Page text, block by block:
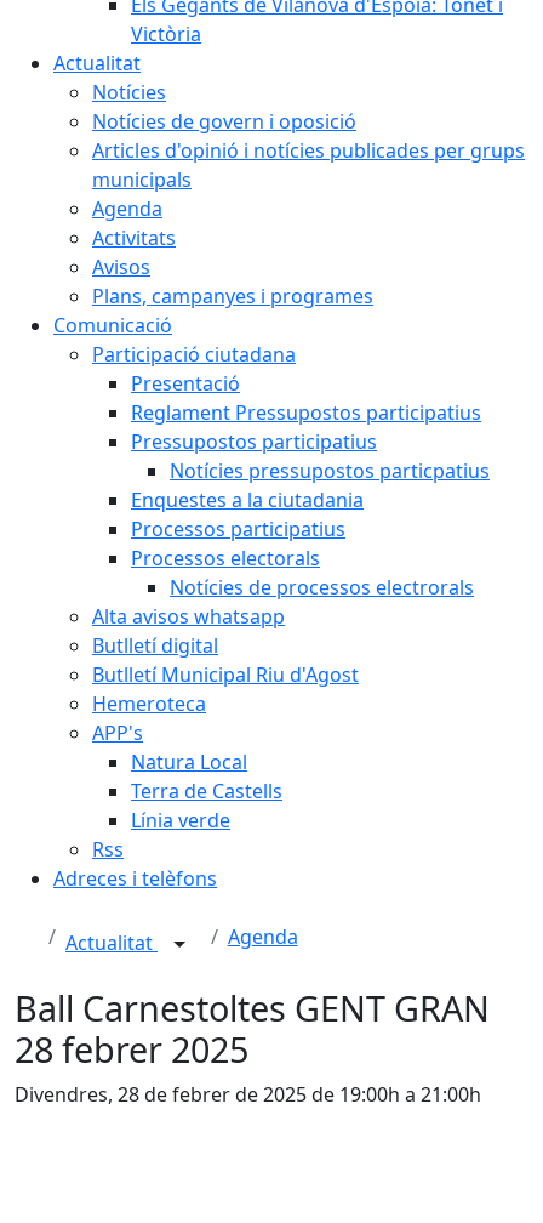
Victòria
Actualitat
Notícies
Notícies de govern i oposició
Articles d'opinió i notícies publicades per grups
municipals
Agenda
Activitats
Avisos
Plans, campanyes i programes
Comunicació
Participació ciutadana
Presentació
Reglament Pressupostos participatius
Pressupostos participatius
Notícies pressupostos particpatius
Enquestes a la ciutadania
Processos participatius
Processos electorals
Notícies de processos electrorals
Alta avisos whatsapp
Butlletí digital
Butlletí Municipal Riu d'Agost
Hemeroteca
APP's
Natura Local
Terra de Castells
Línia verde
Rss
Adreces i telèfons
Actualitat Agenda
Ball Carnestoltes GENT GRAN
28 febrer 2025
Divendres, 28 de febrer de 2025 de 19:00h a 21:00h